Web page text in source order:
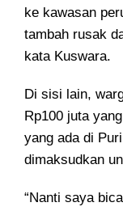
ke kawasan
tambah rusak
kata Kuswara.
Di sisi lain,
Rp100 juta
yang ada di
dimaksudkan
“Nanti saya